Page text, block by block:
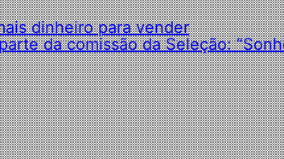
dinheiro para vender
da comissão da Seleção: